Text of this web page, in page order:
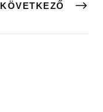
KÖVETKEZŐ